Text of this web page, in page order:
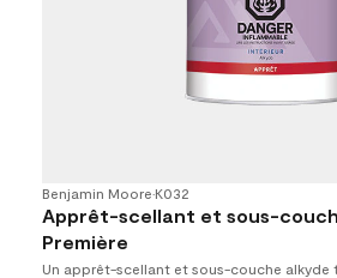
Benjamin Moore•K032
Apprêt-scellant et sous-
Première
Un apprêt-scellant et sous-couche alkyde